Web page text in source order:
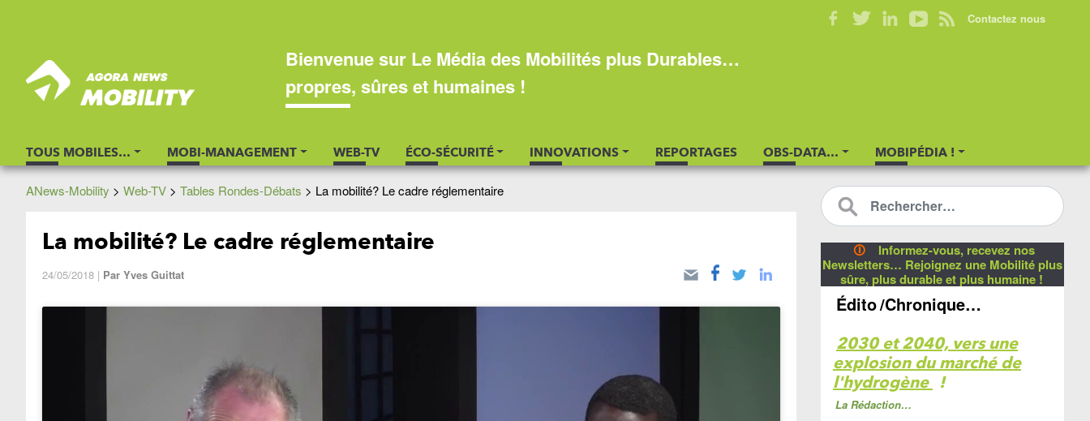
Bienvenue sur Le Média des Mobilités plus Durables…
propres, sûres et humaines !
TOUS MOBILES… MOBI-MANAGEMENT WEB-TV ÉCO-SÉCURITÉ INNOVATIONS REPORTAGES OBS-DATA… MOBIPÉDIA !
Contactez nous
ANews-Mobility > Web-TV > Tables Rondes-Débats > La mobilité? Le cadre réglementaire
La mobilité? Le cadre réglementaire
24/05/2018 | Par Yves Guittat
🛈
Informez-vous, recevez nos
Newsletters… Rejoignez une Mobilité plus
sûre, plus durable et plus humaine !
Édito/Chronique…
2030 et 2040, vers une
explosion du marché de
l'hydrogène !
La Rédaction…